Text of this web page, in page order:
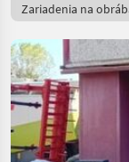
Zariadenia na